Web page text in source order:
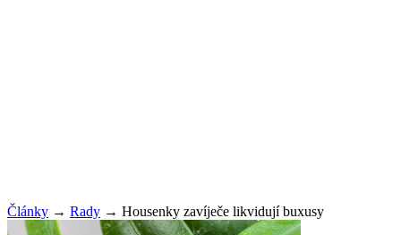
Články → Rady → Housenky zavíječe likvidují buxusy